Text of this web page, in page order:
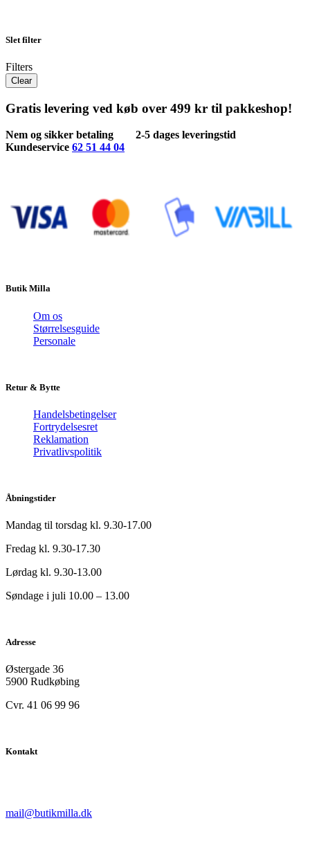
Slet filter
Filters
Clear
Gratis levering ved køb over 499 kr til pakkeshop!
Nem og sikker betaling
2-5 dages leveringstid
Kundeservice 62 51 44 04
Butik Milla
Om os
Størrelsesguide
Personale
Retur & Bytte
Handelsbetingelser
Fortrydelsesret
Reklamation
Privatlivspolitik
Åbningstider
Mandag til torsdag kl. 9.30-17.00
Fredag kl. 9.30-17.30
Lørdag kl. 9.30-13.00
Søndage i juli 10.00 – 13.00
Adresse
Østergade 36
5900 Rudkøbing
Cvr. 41 06 99 96
Kontakt
mail@butikmilla.dk